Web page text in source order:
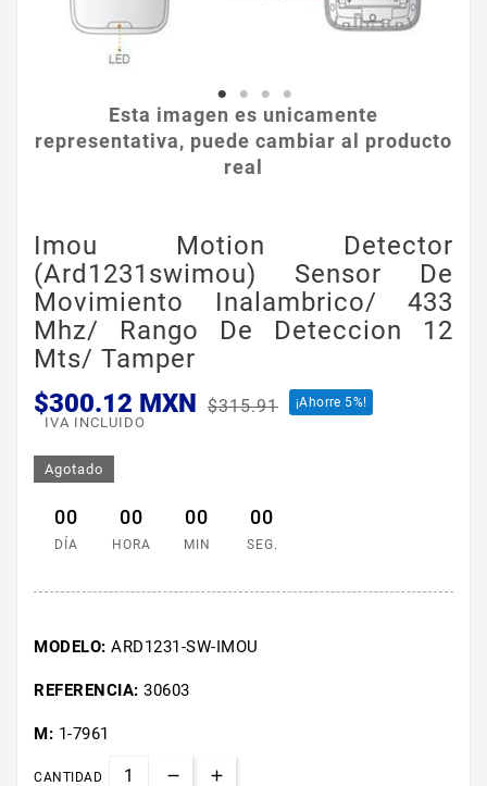
Esta imagen es unicamente
representativa, puede cambiar al producto
real
Imou Motion Detector
(ard1231swimou) Sensor De
Movimiento Inalambrico/ 433
Mhz/ Rango De Deteccion 12
Mts/ Tamper
$300.12 MXN $315.91 ¡Ahorre 5%!
IVA INCLUIDO
Agotado
00
DÍA
00
HORA
00
MIN
00
SEG.
MODELO: ARD1231-SW-IMOU
REFERENCIA: 30603
M: 1-7961
CANTIDAD